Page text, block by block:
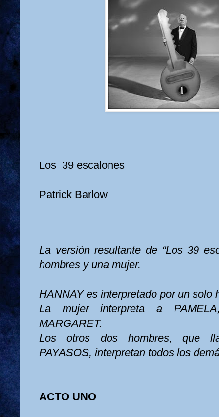
Los 39 escalones
Patrick Barlow
La versión resultante de “Los 39
hombres y una mujer.
HANNAY es interpretado por un solo
La mujer interpreta a
MARGARET.
Los otros dos hombres, que
PAYASOS, interpretan todos los
ACTO UNO